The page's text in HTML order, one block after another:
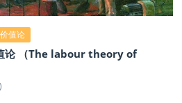
值论
论 （The labour theory of